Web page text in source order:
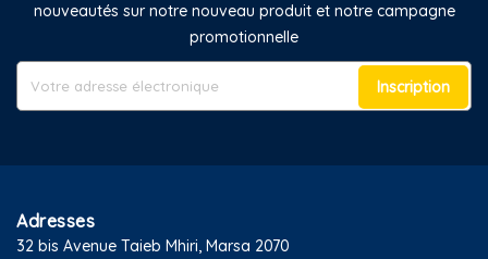
nouveautés sur notre nouveau produit et notre campagne
promotionnelle
Inscription
Adresses
32 bis Avenue Taieb Mhiri, Marsa 2070